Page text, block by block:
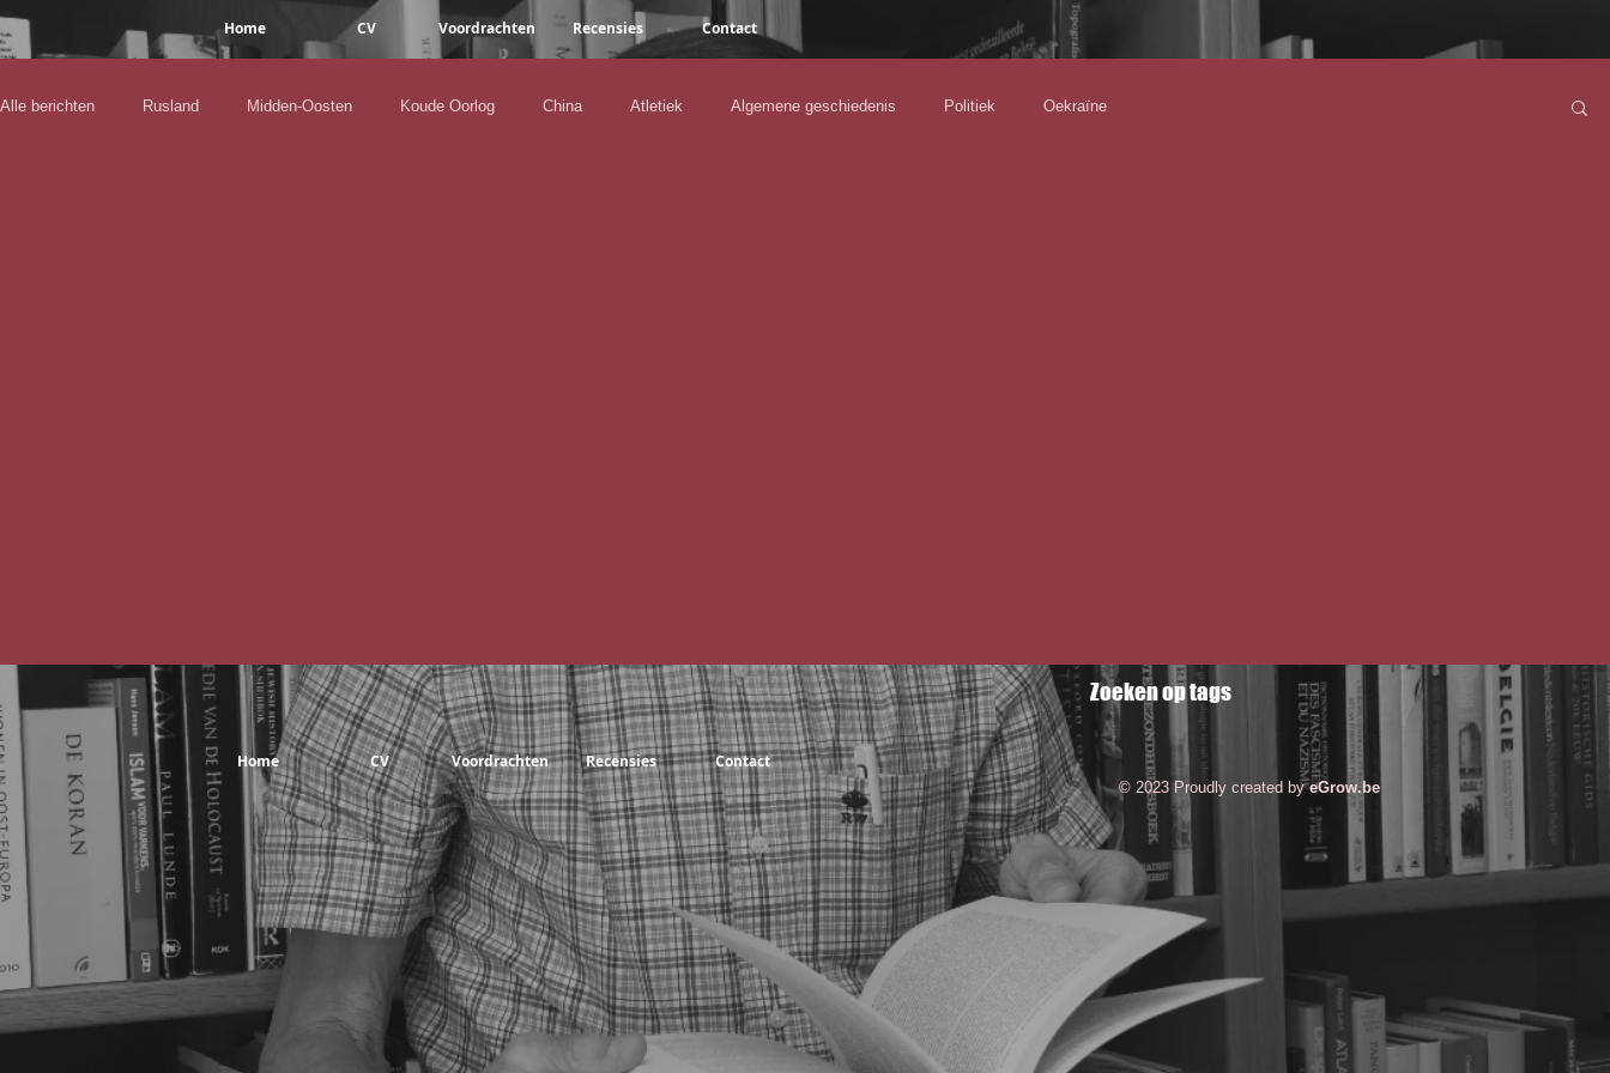
Home CV Voordrachten Recensies Contact
Alle berichten Rusland Midden-Oosten Koude Oorlog China Atletiek Algemene geschiedenis Politiek Oekraïne
Zoeken op tags
Home CV Voordrachten Recensies Contact
© 2023 Proudly created byeGrow.be